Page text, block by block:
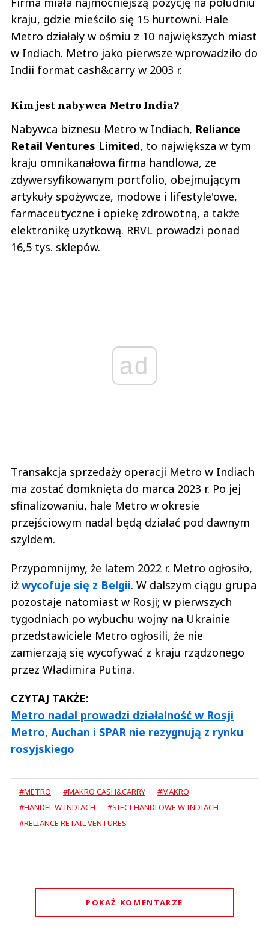
kraju, gdzie mieściło się 15 hurtowni. Hale
Metro działały w ośmiu z 10 największych miast
w Indiach. Metro jako pierwsze wprowadziło do
Indii format cash&carry w 2003 r.
Kim jest nabywca Metro India?
Nabywca biznesu Metro w Indiach, Reliance
Retail Ventures Limited, to największa w tym
kraju omnikanałowa firma handlowa, ze
zdywersyfikowanym portfolio, obejmującym
artykuły spożywcze, modowe i lifestyle'owe,
farmaceutyczne i opiekę zdrowotną, a także
elektronikę użytkową. RRVL prowadzi ponad
16,5 tys. sklepów.
ad
Transakcja sprzedaży operacji Metro w Indiach
ma zostać domknięta do marca 2023 r. Po jej
sfinalizowaniu, hale Metro w okresie
przejściowym nadal będą działać pod dawnym
szyldem.
Przypomnijmy, że latem 2022 r. Metro ogłosiło,
iż wycofuje się z Belgii. W dalszym ciągu grupa
pozostaje natomiast w Rosji; w pierwszych
tygodniach po wybuchu wojny na Ukrainie
przedstawiciele Metro ogłosili, że nie
zamierzają się wycofywać z kraju rządzonego
przez Władimira Putina.
CZYTAJ TAKŻE:
Metro nadal prowadzi działalność w Rosji
Metro, Auchan i SPAR nie rezygnują z rynku
rosyjskiego
#METRO #MAKRO CASH&CARRY
#MAKRO
#HANDEL W INDIACH
#SIECI HANDLOWE W INDIACH
#RELIANCE RETAIL VENTURES
POKAŻ KOMENTARZE